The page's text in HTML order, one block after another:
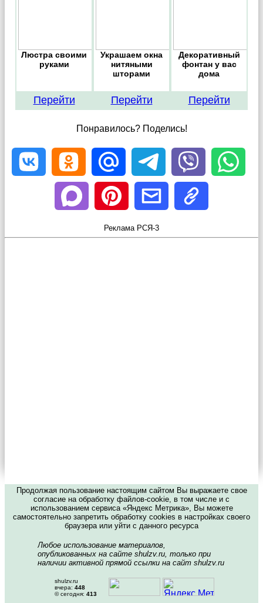
Люстра своими
руками
Перейти
Украшаем окна
нитяными
шторами
Перейти
Декоративный
фонтан у вас
дома
Перейти
Понравилось? Поделись!
Реклама РСЯ-3
Продолжая пользование настоящим сайтом Вы выражаете свое
согласие на обработку файлов-cookie, в том числе и с
использованием сервиса «Яндекс Метрика», Вы можете
самостоятельно запретить обработку cookies в настройках своего
браузера или уйти с данного ресурса
Любое использование материалов,
опубликованных на сайте shulzv.ru, только при
наличии активной прямой ссылки на сайт shulzv.ru
shulzv.ru
вчера: 448
© сегодня: 413